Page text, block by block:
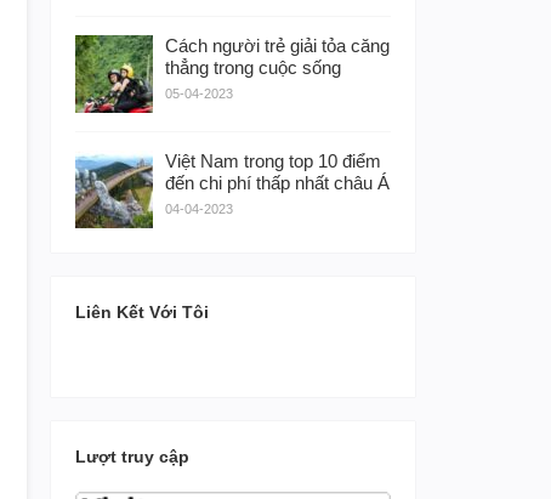
Cách người trẻ giải tỏa căng
thẳng trong cuộc sống
05-04-2023
Việt Nam trong top 10 điểm
đến chi phí thấp nhất châu Á
04-04-2023
Liên Kết Với Tôi
Lượt truy cập